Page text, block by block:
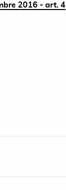
2016 - art. 4